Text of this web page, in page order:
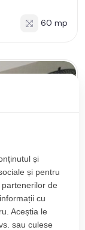
60 mp
și
și pentru
de
cu
Aceștia le
sau culese